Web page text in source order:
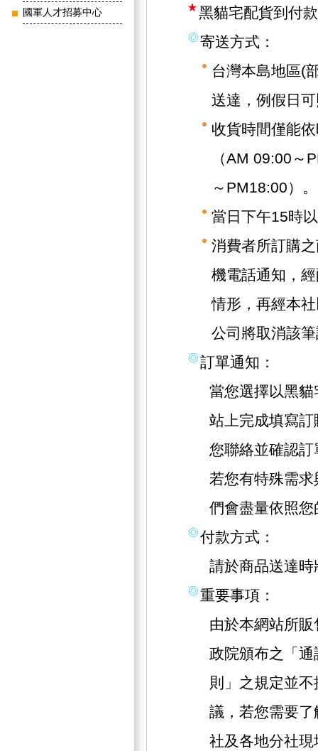
國軍人才招募中心
黑貓宅配貨到付
寄送方式：
台灣本島地區(
送達，例假日
收貨時間僅能
（AM 09:00～
～PM18:00）。
當日下午15時
消費者所訂購
機電話通知，
情形，再經本
公司將取消該
訂單通知：
當您選擇以黑
站上完成填寫
您聯絡並確認訂
若您有特殊需
們會盡量依照
付款方式：
請於商品送達
重要事項：
由於本網站所
政院頒布之「
則」之規定並
議，若您需要
社及各地分社